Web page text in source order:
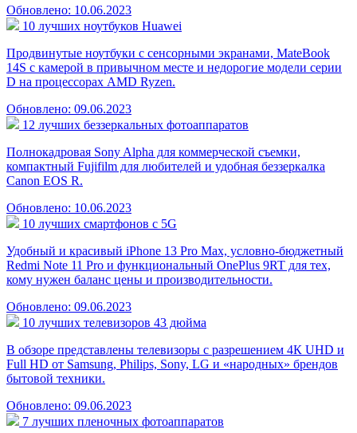
Обновлено: 10.06.2023
10 лучших ноутбуков Huawei
Продвинутые ноутбуки с сенсорными экранами, MateBook
14S с камерой в привычном месте и недорогие модели серии
D на процессорах AMD Ryzen.
Обновлено: 09.06.2023
12 лучших беззеркальных фотоаппаратов
Полнокадровая Sony Alpha для коммерческой съемки,
компактный Fujifilm для любителей и удобная беззеркалка
Canon EOS R.
Обновлено: 10.06.2023
10 лучших смартфонов с 5G
Удобный и красивый iPhone 13 Pro Max, условно-бюджетный
Redmi Note 11 Pro и функциональный OnePlus 9RT для тех,
кому нужен баланс цены и производительности.
Обновлено: 09.06.2023
10 лучших телевизоров 43 дюйма
В обзоре представлены телевизоры с разрешением 4К UHD и
Full HD от Samsung, Philips, Sony, LG и «народных» брендов
бытовой техники.
Обновлено: 09.06.2023
7 лучших пленочных фотоаппаратов